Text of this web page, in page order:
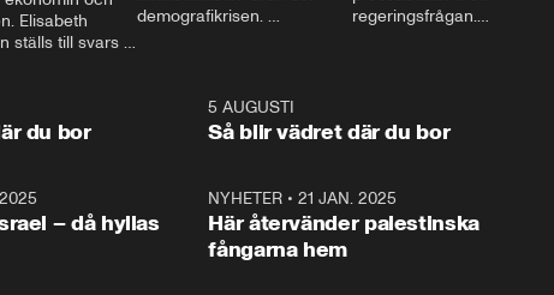
Elisabeth
ställs till svars
demografikrisen.
och Makten.
regeringsfrågan.
– Vi ställer upp i val. Ska vi
vara med så sitter vi förstås
1:06
du bor
5 AUGUSTI
Så blir vädret där du bor
– då hyllas
NYHETER •21 JAN. 2025
Här återvänder palestinska
fångarna hem